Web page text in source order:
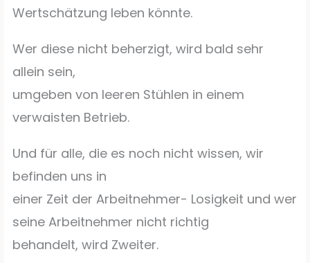
Wertschätzung leben könnte.
Wer diese nicht beherzigt, wird bald sehr
allein sein,
umgeben von leeren Stühlen in einem
verwaisten Betrieb.
Und für alle, die es noch nicht wissen, wir
befinden uns in
einer Zeit der Arbeitnehmer- Losigkeit und wer
seine Arbeitnehmer nicht richtig
behandelt, wird Zweiter.